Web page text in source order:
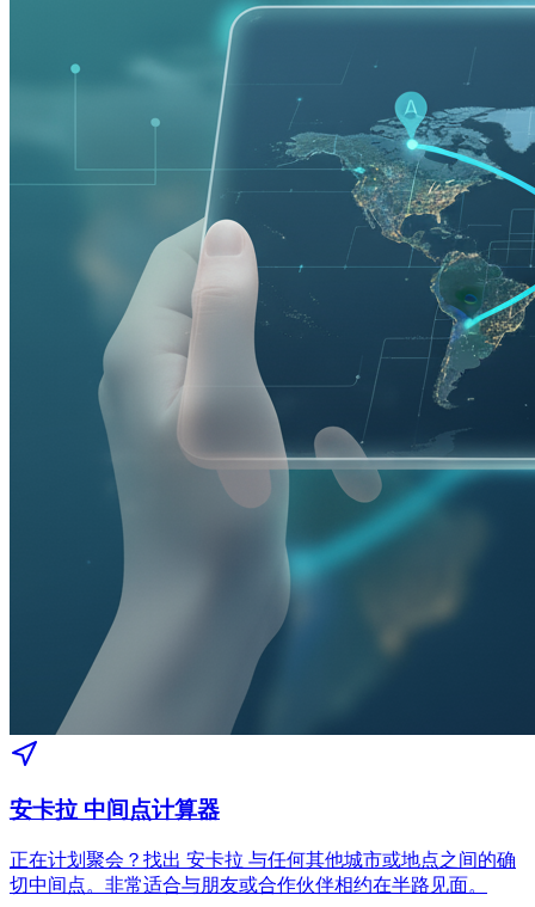
安卡拉 中间点计算器
正在计划聚会？找出 安卡拉 与任何其他城市或地点之间的确
切中间点。非常适合与朋友或合作伙伴相约在半路见面。